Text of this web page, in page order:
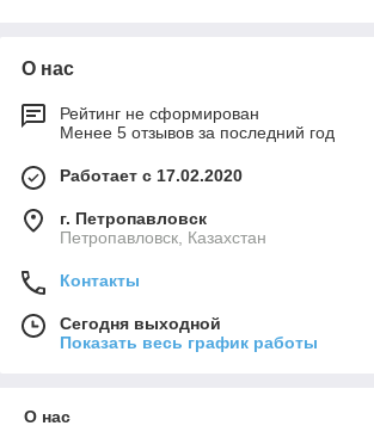
О нас
Рейтинг не сформирован
Менее 5 отзывов за последний год
Работает с 17.02.2020
г. Петропавловск
Петропавловск, Казахстан
Контакты
Сегодня выходной
Показать весь график работы
О нас